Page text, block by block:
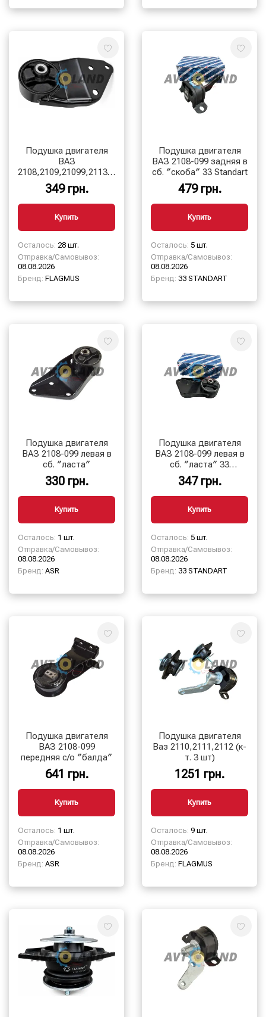
Подушка двигателя
ВАЗ
2108,2109,21099,2113,2114,2115
левая в сб. ″ласта″
349 грн.
Купить
Осталось: 28 шт.
Отправка/Самовывоз:
08.08.2026
Бренд: FLAGMUS
Подушка двигателя
ВАЗ 2108-099 задняя в
сб. ″скоба″ 33 Standart
479 грн.
Купить
Осталось: 5 шт.
Отправка/Самовывоз:
08.08.2026
Бренд: 33 STANDART
Подушка двигателя
ВАЗ 2108-099 левая в
сб. ″ласта″
330 грн.
Купить
Осталось: 1 шт.
Отправка/Самовывоз:
08.08.2026
Бренд: ASR
Подушка двигателя
ВАЗ 2108-099 левая в
сб. ″ласта″ 33
STANDART
347 грн.
Купить
Осталось: 5 шт.
Отправка/Самовывоз:
08.08.2026
Бренд: 33 STANDART
Подушка двигателя
ВАЗ 2108-099
передняя с/о ″балда″
641 грн.
Купить
Осталось: 1 шт.
Отправка/Самовывоз:
08.08.2026
Бренд: ASR
Подушка двигателя
Ваз 2110,2111,2112 (к-
т. 3 шт)
1251 грн.
Купить
Осталось: 9 шт.
Отправка/Самовывоз:
08.08.2026
Бренд: FLAGMUS